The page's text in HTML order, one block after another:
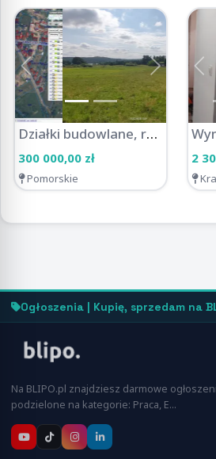
Previous Next
Działki budowlane, rekreacyjne cena za 1 parcele. 426 od 1 do 8
300 000,00 zł
Pomorskie
2
Ogłoszenia | Kupię, sprzedam na
Na BLIPO.pl znajdziesz darmowe
podzielone na kategorie: Praca, E…